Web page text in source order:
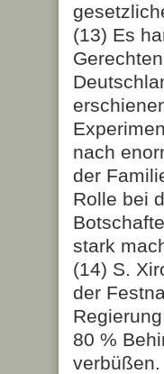
(13) Es
nach
der
Rolle bei
stark
(14) S.
der
80 %